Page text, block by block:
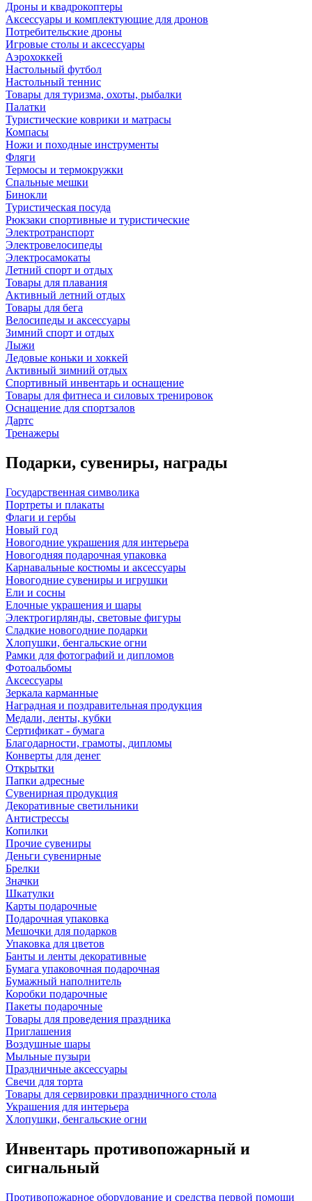
Дроны и квадрокоптеры
Аксессуары и комплектующие для дронов
Потребительские дроны
Игровые столы и аксессуары
Аэрохоккей
Настольный футбол
Настольный теннис
Товары для туризма, охоты, рыбалки
Палатки
Туристические коврики и матрасы
Компасы
Ножи и походные инструменты
Фляги
Термосы и термокружки
Спальные мешки
Бинокли
Туристическая посуда
Рюкзаки спортивные и туристические
Электротранспорт
Электровелосипеды
Электросамокаты
Летний спорт и отдых
Товары для плавания
Активный летний отдых
Товары для бега
Велосипеды и аксессуары
Зимний спорт и отдых
Лыжи
Ледовые коньки и хоккей
Активный зимний отдых
Спортивный инвентарь и оснащение
Товары для фитнеса и силовых тренировок
Оснащение для спортзалов
Дартс
Тренажеры
Подарки, сувениры, награды
Государственная символика
Портреты и плакаты
Флаги и гербы
Новый год
Новогодние украшения для интерьера
Новогодняя подарочная упаковка
Карнавальные костюмы и аксессуары
Новогодние сувениры и игрушки
Ели и сосны
Елочные украшения и шары
Электрогирлянды, световые фигуры
Сладкие новогодние подарки
Хлопушки, бенгальские огни
Рамки для фотографий и дипломов
Фотоальбомы
Аксессуары
Зеркала карманные
Наградная и поздравительная продукция
Медали, ленты, кубки
Сертификат - бумага
Благодарности, грамоты, дипломы
Конверты для денег
Открытки
Папки адресные
Сувенирная продукция
Декоративные светильники
Антистрессы
Копилки
Прочие сувениры
Деньги сувенирные
Брелки
Значки
Шкатулки
Карты подарочные
Подарочная упаковка
Мешочки для подарков
Упаковка для цветов
Банты и ленты декоративные
Бумага упаковочная подарочная
Бумажный наполнитель
Коробки подарочные
Пакеты подарочные
Товары для проведения праздника
Приглашения
Воздушные шары
Мыльные пузыри
Праздничные аксессуары
Свечи для торта
Товары для сервировки праздничного стола
Украшения для интерьера
Хлопушки, бенгальские огни
Инвентарь противопожарный и
сигнальный
Противопожарное оборудование и средства первой помощи